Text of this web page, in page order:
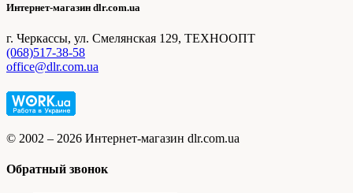
Интернет-магазин dlr.com.ua
г. Черкассы, ул. Смелянская 129, ТЕХНООПТ
(068)517-38-58
office@dlr.com.ua
© 2002 – 2026 Интернет-магазин dlr.com.ua
Обратный звонок